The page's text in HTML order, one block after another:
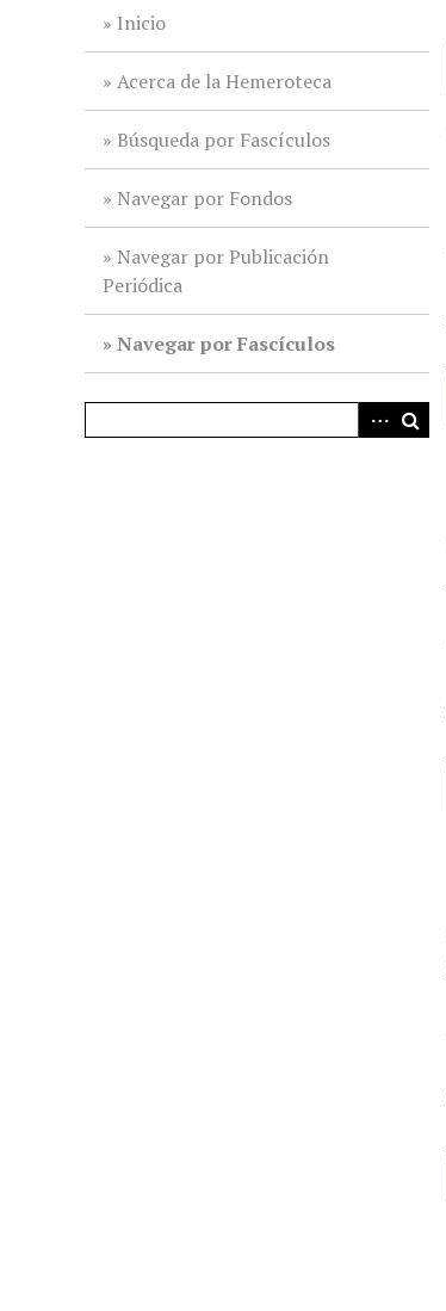
Inicio
Acerca de la Hemeroteca
Búsqueda por Fascículos
Navegar por Fondos
Navegar por Publicación
Periódica
Navegar por Fascículos